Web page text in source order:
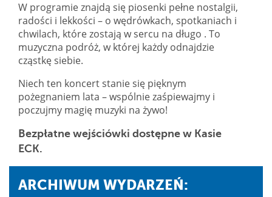
W programie znajdą się piosenki pełne nostalgii,
radości i lekkości – o wędrówkach, spotkaniach i
chwilach, które zostają w sercu na długo . To
muzyczna podróż, w której każdy odnajdzie
cząstkę siebie.
Niech ten koncert stanie się pięknym
pożegnaniem lata – wspólnie zaśpiewajmy i
poczujmy magię muzyki na żywo!
Bezpłatne wejściówki dostępne w Kasie
ECK.
ARCHIWUM WYDARZEŃ: